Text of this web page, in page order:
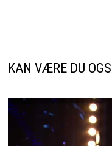
KAN VÆRE DU